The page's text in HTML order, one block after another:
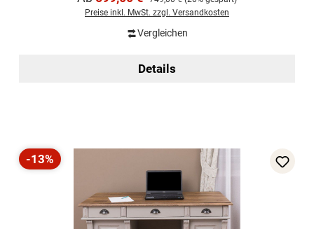
Preise inkl. MwSt. zzgl. Versandkosten
Vergleichen
Details
Rabatt
-13%